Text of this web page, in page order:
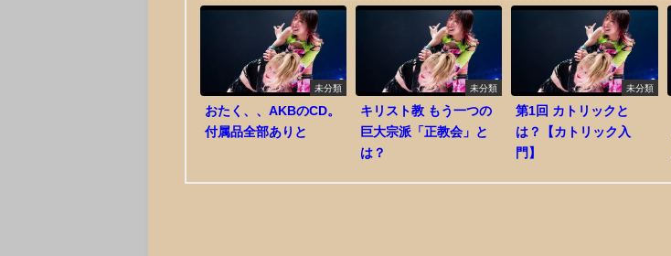
未分類
おたく、、AKBのCD。
付属品全部ありと
未分類
キリスト教 もう一つの
巨大宗派「正教会」と
は？
未分類
第1回 カトリックと
は？【カトリック入
門】